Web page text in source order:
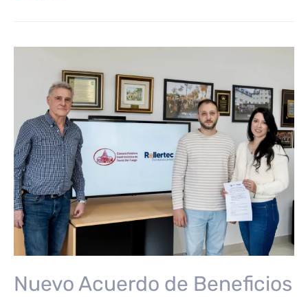
gastronomía
Firmamos
acuerdo
de
descuentos
con
«Ahumadero
Ushuaia»
Nuevo Acuerdo de Beneficios